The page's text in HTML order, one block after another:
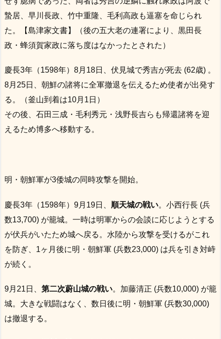
蟄居、早川長政、竹中重隆、毛利高政も逼塞を命じられ
た。【島津家文書】（後の五大老の連署により、黒田長
政・蜂須賀家政に落ち度はなかったとされた）
慶長3年（1598年）8月18日、伏見城で秀吉が死去 (62歳) 。
8月25日、朝鮮の諸将に全軍撤退を伝えるため使者が出発す
る。（釜山到着は10月1日）
その後、石田三成・毛利秀元・浅野長吉らも帰還諸将を迎
えるため博多へ移動する。
明・朝鮮軍が3倭城の同時攻撃を開始。
慶長3年（1598年）9月19日、 順天城の戦い。小西行長 (兵
数13,700) が籠城。一時は明軍からの会談に応じようとする
が伏兵がいたため城へ戻る。水陸から攻撃を受けるがこれ
を防ぎ、1ヶ月後に明・朝鮮軍 (兵数23,000) は兵を引き対峙
が続く。
9月21日、 第二次蔚山城の戦い。加藤清正 (兵数10,000) が籠
城。大きな戦闘はなく、数日後に明・朝鮮軍 (兵数30,000)
は撤退する。